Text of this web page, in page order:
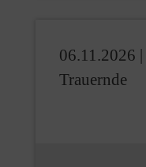
06.11.2026 |
Trauernde